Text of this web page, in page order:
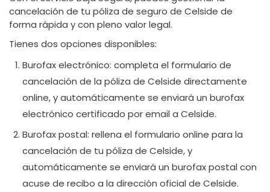
cancelación de tu póliza de seguro de Celside de
forma rápida y con pleno valor legal.
Tienes dos opciones disponibles:
Burofax electrónico: completa el formulario de
cancelación de la póliza de Celside directamente
online, y automáticamente se enviará un burofax
electrónico certificado por email a Celside.
Burofax postal: rellena el formulario online para la
cancelación de tu póliza de Celside, y
automáticamente se enviará un burofax postal con
acuse de recibo a la dirección oficial de Celside.